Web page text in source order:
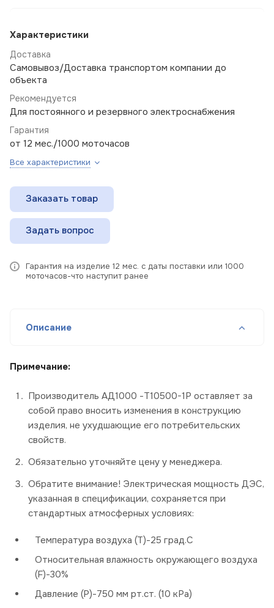
Характеристики
Доставка
Самовывоз/Доставка транспортом компании до
объекта
Рекомендуется
Для постоянного и резервного электроснабжения
Гарантия
от 12 мес./1000 моточасов
Все характеристики
Заказать товар
Задать вопрос
Гарантия на изделие 12 мес. с даты поставки или 1000
моточасов-что наступит ранее
Описание
Примечание:
Производитель АД1000 -Т10500-1P оставляет за
собой право вносить изменения в конструкцию
изделия, не ухудшающие его потребительских
свойств.
Обязательно уточняйте цену у менеджера.
Обратите внимание! Электрическая мощность ДЭС,
указанная в спецификации, сохраняется при
стандартных атмосферных условиях:
Температура воздуха (Т)-25 град.С
Относительная влажность окружающего воздуха
(F)-30%
Давление (P)-750 мм рт.ст. (10 кРа)